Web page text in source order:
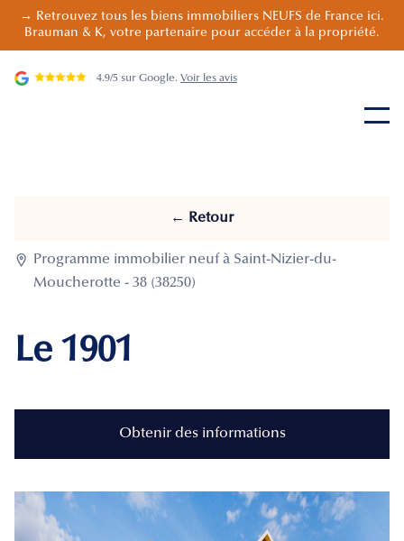
→ Retrouvez tous les biens immobiliers NEUFS de France ici.
Brauman & K, votre partenaire pour accéder à la propriété.
4.9/5 sur Google. Voir les avis
← Retour

Programme immobilier neuf à Saint-Nizier-du-
Moucherotte - 38 (38250)
Le 1901
Obtenir des informations